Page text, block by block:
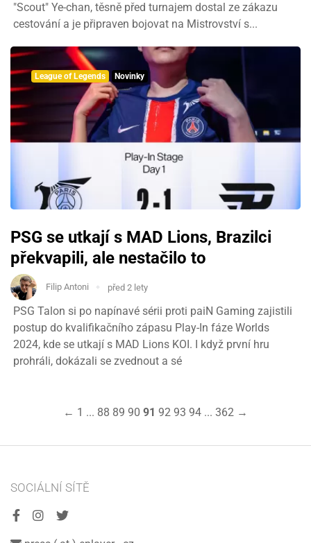
"Scout" Ye-chan, těsně před turnajem dostal ze zákazu
cestování a je připraven bojovat na Mistrovství s...
League of Legends Novinky
PSG se utkají s MAD Lions, Brazilci
překvapili, ale nestačilo to
Filip Antoni před 2 lety
PSG Talon si po napínavé sérii proti paiN Gaming zajistili
postup do kvalifikačního zápasu Play-In fáze Worlds
2024, kde se utkají s MAD Lions KOI. I když první hru
prohráli, dokázali se zvednout a sé
← 1 ... 88 89 90 91 92 93 94 ... 362 →
SOCIÁLNÍ SÍTĚ